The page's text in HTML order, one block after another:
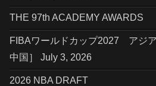
THE 97th ACADEMY AWARDS
FIBAワールドカップ2027 アジ
中国］ July 3, 2026
2026 NBA DRAFT